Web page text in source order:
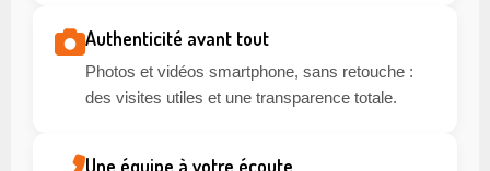
Authenticité avant tout
Photos et vidéos smartphone, sans retouche :
des visites utiles et une transparence totale.
Une équipe à votre écoute